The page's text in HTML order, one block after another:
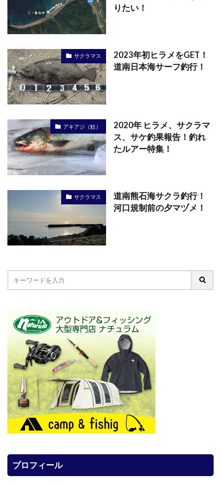
りたい！
サクラマス
2023年初ヒラメをGET！
道南日本海サーフ釣行！
アキアジ（鮭）
2020年 ヒラメ、サクラマ
ス、サケ釣果報告！釣れ
たルアー特集！
サクラマス
道南熊石海サクラ釣行！
河口規制前の夕マヅメ！
プロフィール